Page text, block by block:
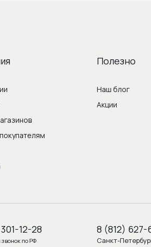
Полезно
Наш блог
Акции
12-28
по РФ
8 (812)
Санкт-